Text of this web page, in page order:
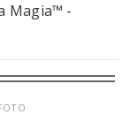
Magia™ -